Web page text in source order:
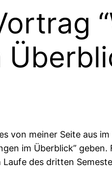
von meiner Seite aus
im Überblick”
des dritten